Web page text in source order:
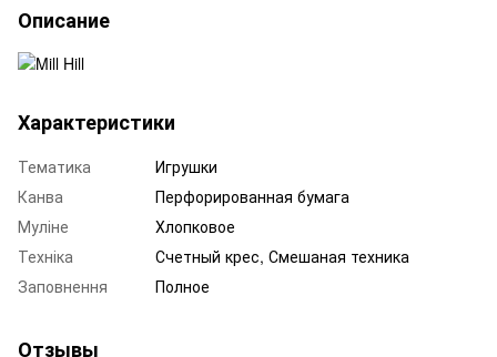
Описание
Характеристики
Тематика
Игрушки
Канва
Перфорированная бумага
Муліне
Хлопковое
Техніка
Счетный крес, Смешаная техника
Заповнення
Полное
Отзывы